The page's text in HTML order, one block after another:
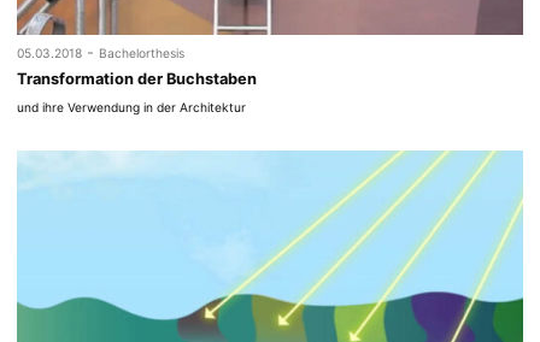
05.03.2018 - Bachelorthesis
Transformation der Buchstaben
und ihre Verwendung in der Architektur